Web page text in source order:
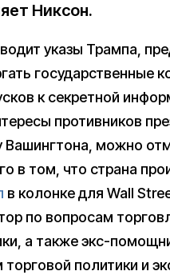
Никсон.
указы Трампа,
государственные
к секретной
противников
можно
в том, что страна
в колонке для Wall
по вопросам
а также экс-
политики и